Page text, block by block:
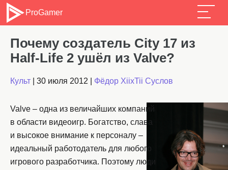
ProGamer
Почему создатель City 17 из
Half-Life 2 ушёл из Valve?
Культ 30 июля 2012 Фёдор XiixTii Суслов
Valve – одна из величайших компаний
в области видеоигр. Богатство, слава
и высокое внимание к персоналу –
идеальный работодатель для любого
игрового разработчика. Поэтому люди